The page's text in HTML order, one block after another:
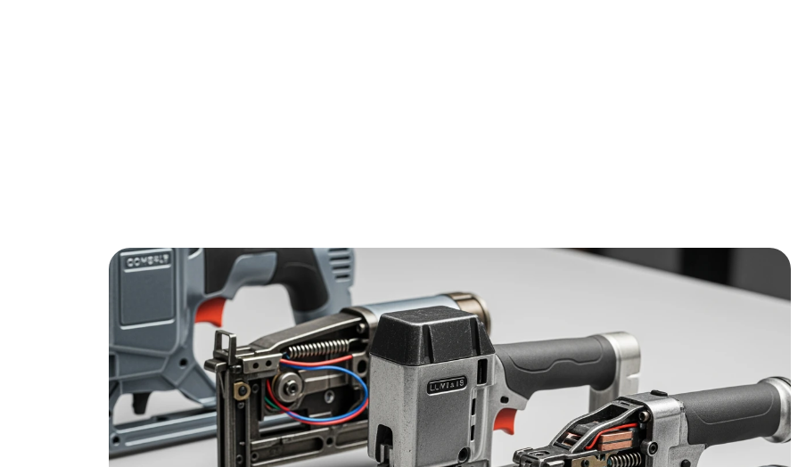
Een tacker is meer dan alleen een verbeterde nietmachine. Dit krachtige gereedschap maakt het
verschil tussen professionele resultaten en teleurstellende pogingen tot bevestiging. Of je nu
sierlijsten monteert, meubels bekleedt of constructiewerk uitvoert: de juiste tacker zorgt voor snelle,
nauwkeurige en duurzame verbindingen. De keuze tussen een accu tacker, pneumatische variant of
handtacker bepaalt niet alleen je werksnelheid, maar ook de kwaliteit van het eindresultaat. Moderne
tackers combineren precisie met kracht, waardoor je zelfs in lastige hoeken en op moeilijke materialen
perfect resultaat behaalt.